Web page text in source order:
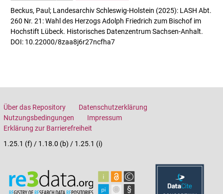
Beckus, Paul; Landesarchiv Schleswig-Holstein (2025): LASH Abt.
260 Nr. 21: Wahl des Herzogs Adolph Friedrich zum Bischof im
Hochstift Lübeck. Historisches Datenzentrum Sachsen-Anhalt.
DOI: 10.22000/8zaa8j6r27ncfha7
Über das Repository
Datenschutzerklärung
Nutzungsbedingungen
Impressum
Erklärung zur Barrierefreiheit
1.25.1 (f) / 1.18.0 (b) / 1.25.1 (i)